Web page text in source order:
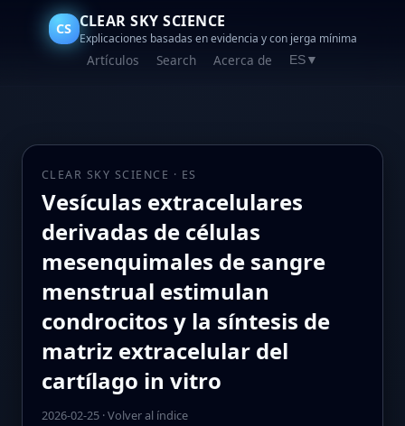
CS CLEAR SKY SCIENCE
Explicaciones basadas en evidencia y con jerga mínima
Artículos Search Acerca de ES ▼
CLEAR SKY SCIENCE · ES
Vesículas extracelulares
derivadas de células
mesenquimales de sangre
menstrual estimulan
condrocitos y la síntesis de
matriz extracelular del
cartílago in vitro
2026-02-25·Volver al índice